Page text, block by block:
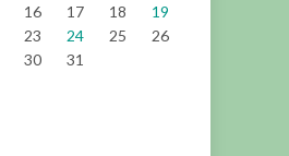
16 17 18
19
23 24 25
26
30 31